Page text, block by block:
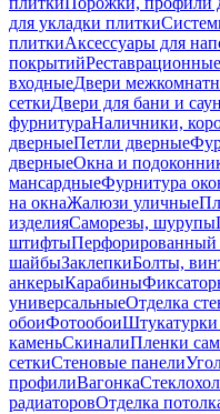
для укладки плитки
плиткиАксессуары для
покрытий
входныеДвери
сеткиДвери для бани и
фурнитураНаличники,
дверныеПетли дверные
дверныеОкна и
мансардныеФурнитура
на окнаЖалюзи уличные
изделияСаморезы, шурупы
штифтыПерфорированный
шайбыЗаклепкиБолты,
анкерыКарабины
универсальныеОтделка
обоиФотообоиШтукатурки
каменьСкиналиПленки
сеткиСтеновые панели
профилиВагонка
радиаторовОтделка